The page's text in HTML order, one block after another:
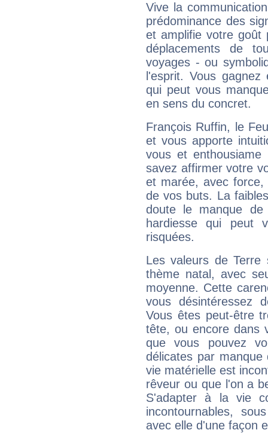
Vive la
prédominance des
et amplifie votre goût
déplacements de
voyages - ou
l'esprit. Vous
qui peut vous
en sens du concret.
François Ruffin, le
et vous apporte
vous et
savez affirmer votre
et marée, avec
de vos buts. La
doute le manque
hardiesse qui peut
risquées.
Les valeurs de Terre
thème natal, avec
moyenne. Cette
vous désintéressez
Vous êtes peut-être
tête, ou encore dans
que vous pouvez
délicates par
vie matérielle est
rêveur ou que l'on a
S'adapter à la vie
incontournables,
avec elle d'une façon